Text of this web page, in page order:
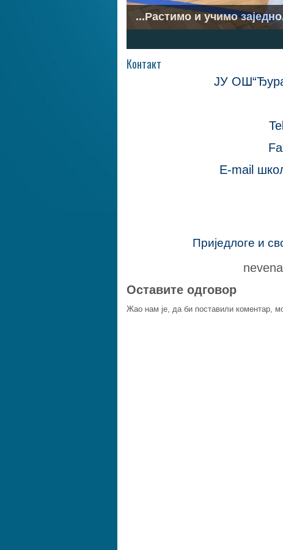
...Растимо и учимо
Контакт
ЈУ
E-mail
Приједлоге и
Оставите одговор
Жао нам је, да би поставили коментар,